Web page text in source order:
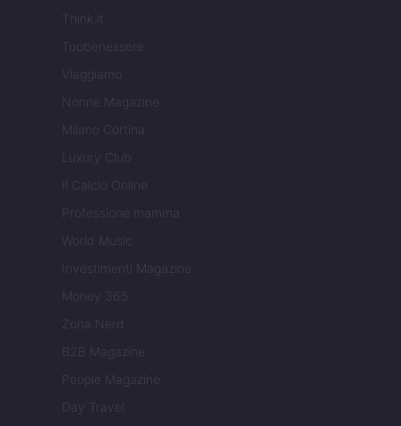
Think.it
Tuobenessere
Viaggiamo
Nonne Magazine
Milano Cortina
Luxury Club
Il Calcio Online
Professione mamma
World Music
Investimenti Magazine
Money 365
Zona Nerd
B2B Magazine
People Magazine
Day Travel